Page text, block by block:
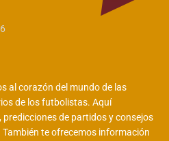
al corazón del mundo de las
de los futbolistas. Aquí
de partidos y consejos
te ofrecemos información